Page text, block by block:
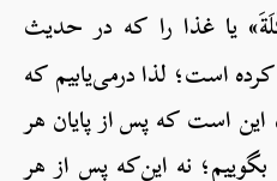
یا غذا را که در حدیث
است؛ لذا درمی‌یابیم که
است که پس از پایان هر
نه این‌که پس از هر